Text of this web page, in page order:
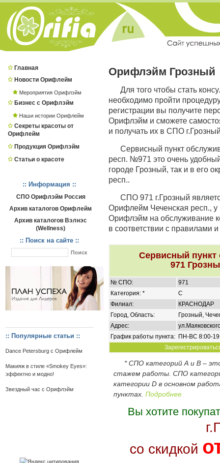
Главная
Новости Орифлейм
Мероприятия Орифлэйм
Бизнес с Орифлэйм
Наши истории Орифлейм
Секреты красоты от
Орифлейм
Продукция Орифлэйм
Статьи о красоте
:: Информация ::
СПО Орифлэйм Россия
Архив каталогов Орифлейм
Архив каталогов Вэлнэс
(Wellness)
:: Поиск на сайте ::
:: Популярные статьи ::
Dance Petersburg с Орифлейм
Макияж в стиле «Smokey Eyes»:
эффектно и модно!
Звездный час с Орифлэйм
Орифлэйм Грозный
Для того чтобы стать
необходимо пройти
регистрации вы получите
Орифлэйм и сможете
и получать их в СПО
Сервисный пункт
респ. №971 это очень
городе Грозный, так и в его
респ..
СПО 971 г.Грозный
Орифлейм Чеченская респ., у
Орифлэйм на обслуживание
в соответствии с правилами
Сервисный
971
№ СПО:
971
Категория: *
C
Филиал:
КРАСНОДАР
Город, Область:
Грозный,
Адрес:
График работы пункта: ПН-ВС 8:00-
* СПО категорий А и В –
стажем работы. СПО
категории D в основном
пунктах. Подробнее
Вы хотите
со скидкой